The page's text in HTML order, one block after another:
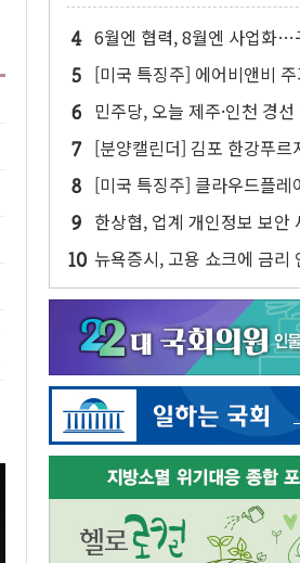
아나
6월엔 협력, 8월엔 사업화…
젠슨 황 두 번째 담판
[미국 특징주] 에어비앤비
만에 최고...연간 매출 상향에
반색
민주당, 오늘 제주·인천 경
김민석 '재역전' vs 정청래 '격
대'
[분양캘린더] 김포 한강푸르
프론트 등 3284가구 분양
[미국 특징주] 클라우드플레
급등해 신고점...AI 지출 확대
상향
한상협, 업계 개인정보 보안
다…'자율규제단체' 타진
뉴욕증시, 고용 쇼크에 금리
려 후퇴…S&P500 최고치